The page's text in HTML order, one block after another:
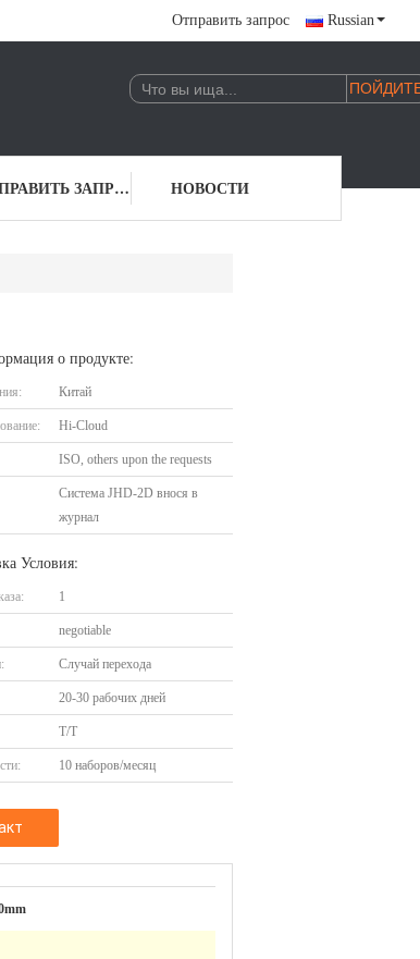
Отправить запрос Russian
ОТПРАВИТЬ ЗАПРОС НОВОСТИ
о продукте:
Китай
Hi-Cloud
ISO, others upon the requests
Система JHD-2D внося в
журнал
Условия:
1
negotiable
Случай перехода
20-30 рабочих дней
T/T
10 наборов/месяц